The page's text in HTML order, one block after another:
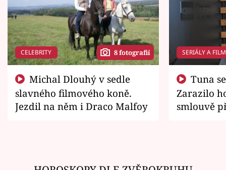
CELEBRITY 8 fotografií
slavného filmového koně.
Jezdil na něm i Draco Malfoy
SERIÁLY A
Zarazilo
smlouvě